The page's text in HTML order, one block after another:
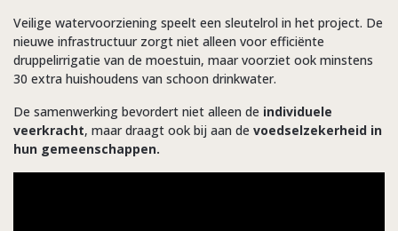
Veilige watervoorziening speelt een sleutelrol in het project. De
nieuwe infrastructuur zorgt niet alleen voor efficiënte
druppelirrigatie van de moestuin, maar voorziet ook minstens
30 extra huishoudens van schoon drinkwater.
De samenwerking bevordert niet alleen de individuele
veerkracht, maar draagt ook bij aan de voedselzekerheid in
hun gemeenschappen.